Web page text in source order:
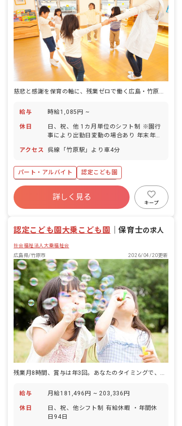
慈悲と感謝を保育の軸に、残業ゼロで働く広島・竹原の園。
給与 時給1,085円 ~
休日
日、祝、他 1カ月単位のシフト制 ※園行
事により出勤日変動の場合あり 年末年始
アクセス
呉線「竹原駅」より車4分
パート・アルバイト
認定こども園
ボーナス・賞与あり
残業少なめ
産休育休制度
車通勤可
詳しく見る
キープ
認定こども園大乗こども園 ｜保育士の求人
社会福祉法人大乗福祉会
広島県/竹原市
2026/04/20更新
残業月8時間、賞与は年3回。あなたのタイミングで、キャリアを組み立てる。
給与 月給181,496円 ~ 203,336円
休日
日、祝、他シフト制 有給休暇 ・年間休
日94日